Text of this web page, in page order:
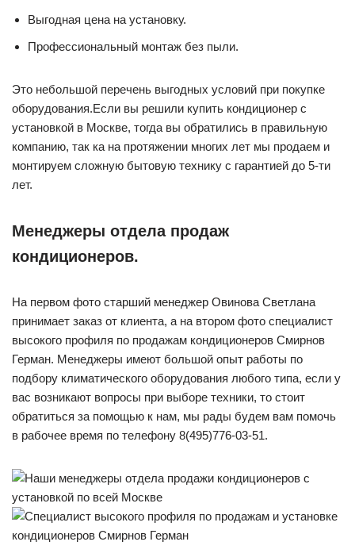
Выгодная цена на установку.
Профессиональный монтаж без пыли.
Это небольшой перечень выгодных условий при покупке
оборудования.Если вы решили купить кондиционер с
установкой в Москве, тогда вы обратились в правильную
компанию, так ка на протяжении многих лет мы продаем и
монтируем сложную бытовую технику с гарантией до 5-ти
лет.
Менеджеры отдела продаж
кондиционеров.
На первом фото старший менеджер Овинова Светлана
принимает заказ от клиента, а на втором фото специалист
высокого профиля по продажам кондиционеров Смирнов
Герман. Менеджеры имеют большой опыт работы по
подбору климатического оборудования любого типа, если у
вас возникают вопросы при выборе техники, то стоит
обратиться за помощью к нам, мы рады будем вам помочь
в рабочее время по телефону 8(495)776-03-51.